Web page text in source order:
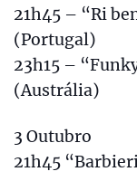
21h45 – “Ri
(Portugal)
23h15 –
(Austrália)
3 Outubro
21h45